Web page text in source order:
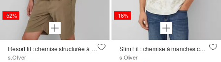
-52%
Resort fit : chemise structurée à manches courtes avec col à revers
s.Oliver
-16%
Slim Fit : chemise à manches courtes avec imprimé all-over et poche poitrine
s.Oliver